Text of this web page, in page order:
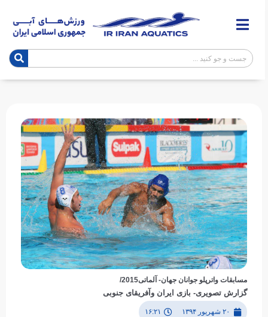
مسابقات واترپلو جوانان جهان- آلماتی2015/
گزارش تصویری- بازی ایران وآفریقای جنوبی
۲۰ شهریور ۱۳۹۴ ۱۶:۲۱